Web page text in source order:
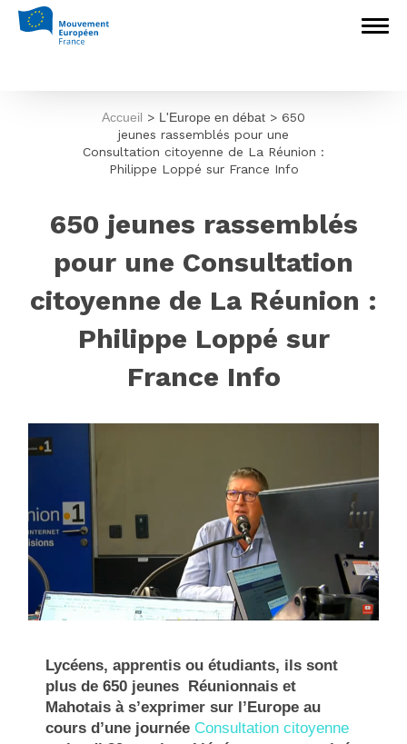
Accueil > L'Europe en débat > 650
jeunes rassemblés pour une
Consultation citoyenne de La Réunion :
Philippe Loppé sur France Info
650 jeunes rassemblés
pour une Consultation
citoyenne de La Réunion :
Philippe Loppé sur
France Info
Lycéens, apprentis ou étudiants, ils sont
plus de 650 jeunes Réunionnais et
Mahotais à s’exprimer sur l’Europe au
cours d’une journée Consultation citoyenne